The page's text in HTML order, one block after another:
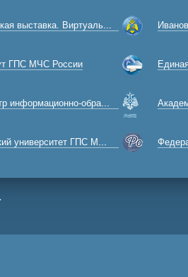
Виртуальный музей
ГПС МЧС России Единая
образовательных ресурсов
ГПС МЧС России